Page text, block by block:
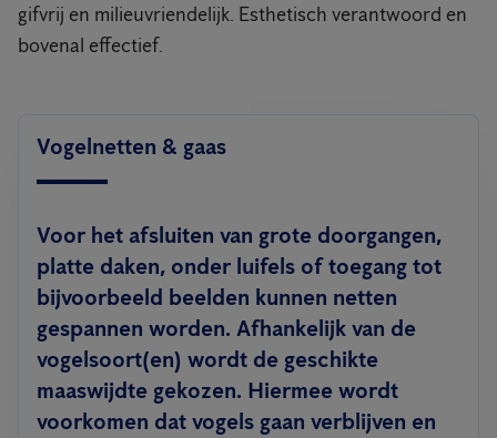
gifvrij en milieuvriendelijk. Esthetisch verantwoord en
bovenal effectief.
Vogelnetten & gaas
Voor het afsluiten van grote doorgangen,
platte daken, onder luifels of toegang tot
bijvoorbeeld beelden kunnen netten
gespannen worden. Afhankelijk van de
vogelsoort(en) wordt de geschikte
maaswijdte gekozen. Hiermee wordt
voorkomen dat vogels gaan verblijven en